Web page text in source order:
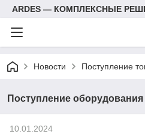
ARDES — КОМПЛЕКСНЫЕ
Новости Поступление
Поступление
10.01.2024